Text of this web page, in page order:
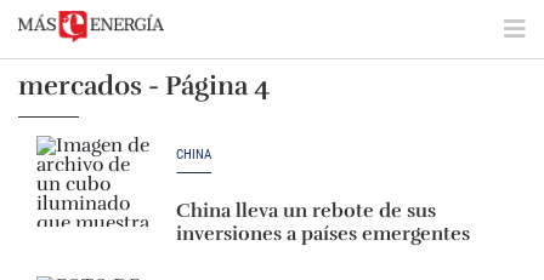
mercados - Página 4
CHINA
China lleva un rebote de sus
inversiones a países emergentes